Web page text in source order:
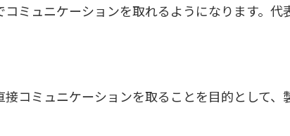
ミュニケーションを取れるようになります。
コミュニケーションを取ることを目的として